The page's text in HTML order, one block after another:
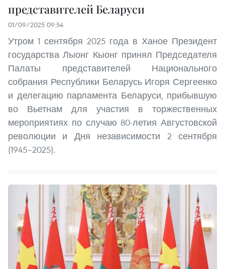
представителей Беларуси
01/09/2025 09:54
Утром 1 сентября 2025 года в Ханое Президент
государства Лыонг Кыонг принял Председателя
Палаты представителей Национального
собрания Республики Беларусь Игоря Сергеенко
и делегацию парламента Беларуси, прибывшую
во Вьетнам для участия в торжественных
мероприятиях по случаю 80-летия Августовской
революции и Дня независимости 2 сентября
(1945–2025).